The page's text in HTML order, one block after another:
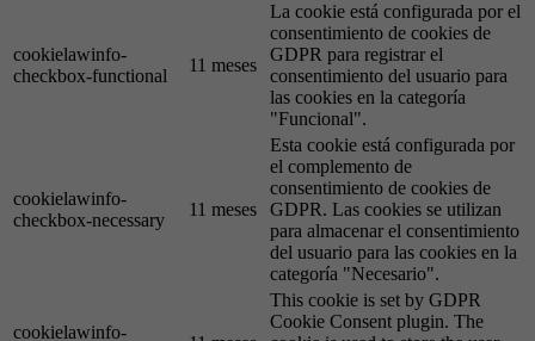
cookielawinfo-
checkbox-functional
11 meses
La cookie está configurada por el
consentimiento de cookies de
GDPR para registrar el
consentimiento del usuario para
las cookies en la categoría
"Funcional".
cookielawinfo-
checkbox-necessary
11 meses
Esta cookie está configurada por
el complemento de
consentimiento de cookies de
GDPR. Las cookies se utilizan
para almacenar el consentimiento
del usuario para las cookies en la
categoría "Necesario".
cookielawinfo-
This cookie is set by GDPR
Cookie Consent plugin. The